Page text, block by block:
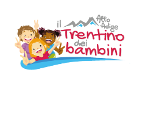
contenuto